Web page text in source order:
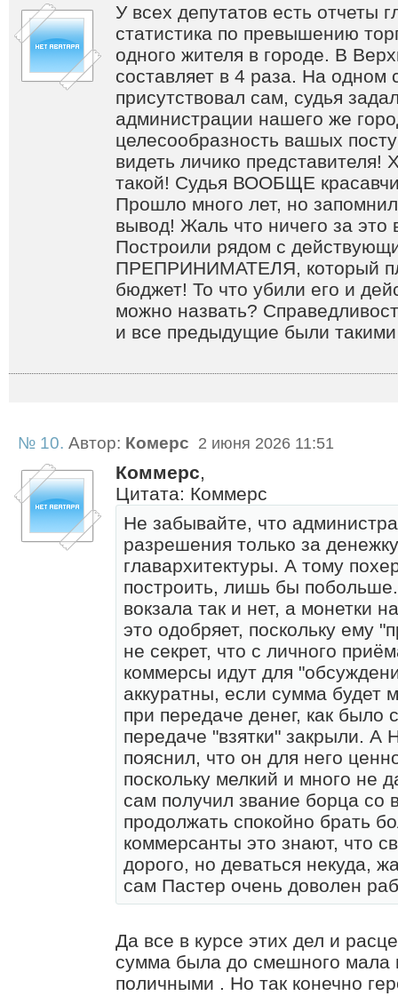
У всех депутатов есть отчеты
статистика по превышению
одного жителя в городе. В
составляет в 4 раза. На одном
присутствовал сам, судья
администрации нашего же
целесообразность вашых
видеть личико представителя!
такой! Судья ВООБЩЕ
Прошло много лет, но
вывод! Жаль что ничего за это
Построили рядом с
ПРЕПРИНИМАТЕЛЯ, который
бюджет! То что убили его и
можно назвать?
и все предыдущие были
№ 10. Автор: Комерс 2 июня 2026 11:51
Коммерс
Цитата: Коммерс
Не забывайте, что
разрешения только за
главархитектуры. А тому
построить, лишь бы
вокзала так и нет, а монетки
это одобряет, поскольку ему
не секрет, что с личного
коммерсы идут для
аккуратны, если сумма будет
при передаче денег, как
передаче "взятки" закрыли. А
пояснил, что он для него
поскольку мелкий и много не
сам получил звание борца со
продолжать спокойно брать
коммерсанты это знают, что
дорого, но деваться некуда,
сам Пастер очень доволен
Да все в курсе этих дел и
сумма была до смешного мала
поличными . Но так конечно